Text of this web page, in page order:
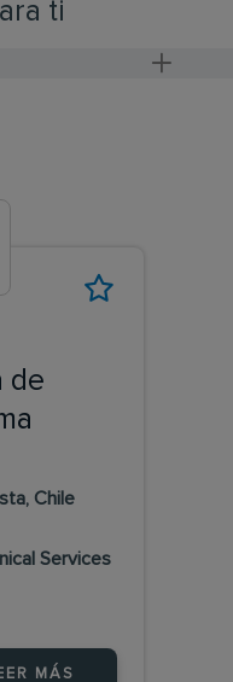
ti
de
Chile
Services
MÁS